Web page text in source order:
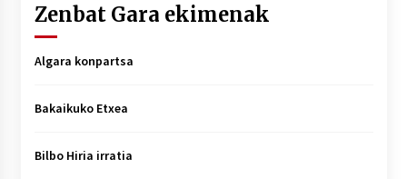
Zenbat Gara ekimenak
Algara konpartsa
Bakaikuko Etxea
Bilbo Hiria irratia